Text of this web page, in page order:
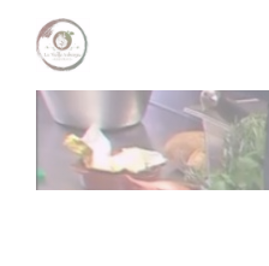
Panel for informasjonskapsler